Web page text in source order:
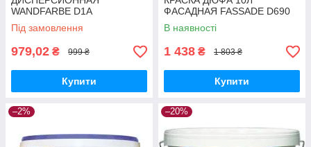
WANDFARBE D1A
Під замовлення
979,02 ₴ 999 ₴
Купити
ФАСАДНАЯ FASSADE D690
В наявності
1 438 ₴ 1 803 ₴
Купити
–2% –20%